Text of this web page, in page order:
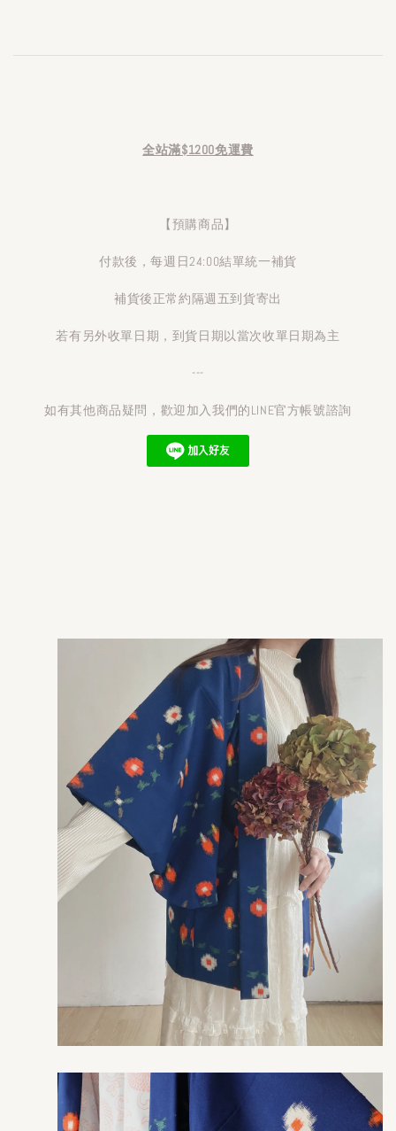
全站滿$1200免運費
【預購商品】
付款後，每週日24:00結單統一補貨
補貨後正常約隔週五到貨寄出
若有另外收單日期，到貨日期以當次收單日期為主
---
如有其他商品疑問，歡迎加入我們的LINE官方帳號諮詢